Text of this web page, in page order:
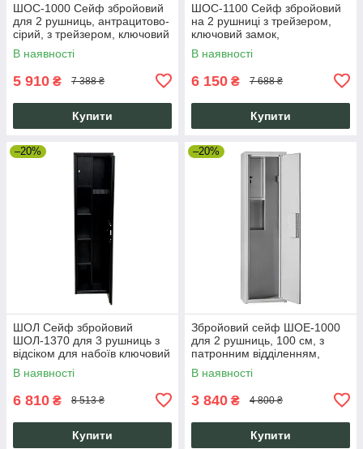
ШОС-1000 Сейф збройовий
для 2 рушниць, антрацитово-
сірий, з трейзером, ключовий
замок, 100 см
В наявності
5 910 ₴ 7 388 ₴
Купити
ШОС-1100 Сейф збройовий
на 2 рушниці з трейзером,
ключовий замок,
антрацитово-сірий
В наявності
6 150 ₴ 7 688 ₴
Купити
–20%
ШОЛ Сейф збройовий
ШОЛ-1370 для 3 рушниць з
відсіком для набоїв ключовий
замок 137 см чорний
В наявності
6 810 ₴ 8 513 ₴
Купити
–20%
Збройовий сейф ШОЕ-1000
для 2 рушниць, 100 см, з
патронним відділенням,
ключовий замок, сірий
В наявності
3 840 ₴ 4 800 ₴
Купити